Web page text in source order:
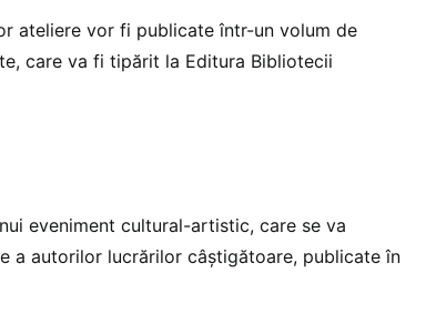
ateliere vor fi publicate într-un volum de
care va fi tipărit la Editura Bibliotecii
eveniment cultural-artistic, care se va
a autorilor lucrărilor câștigătoare, publicate în